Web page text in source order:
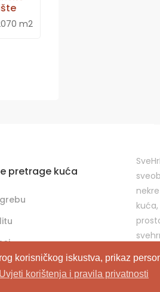
korisničkog iskustva, prikaz
Uvjeti korištenja i pravila privatnosti
m2
pretrage kuća